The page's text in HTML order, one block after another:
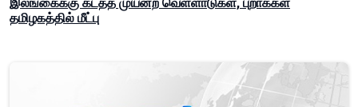
தமிழகத்தில் மீட்பு